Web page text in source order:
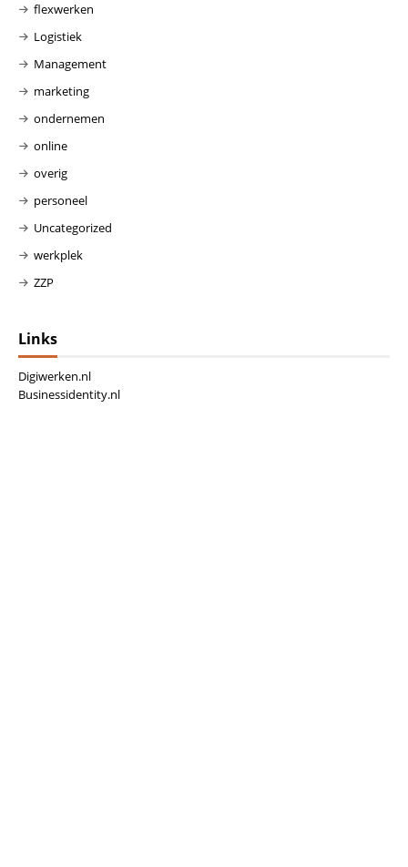
flexwerken
Logistiek
Management
marketing
ondernemen
online
overig
personeel
Uncategorized
werkplek
ZZP
Links
Digiwerken.nl
Businessidentity.nl